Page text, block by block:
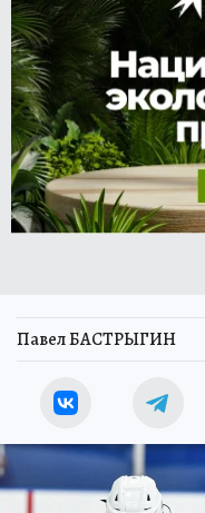
Павел БАСТРЫГИН